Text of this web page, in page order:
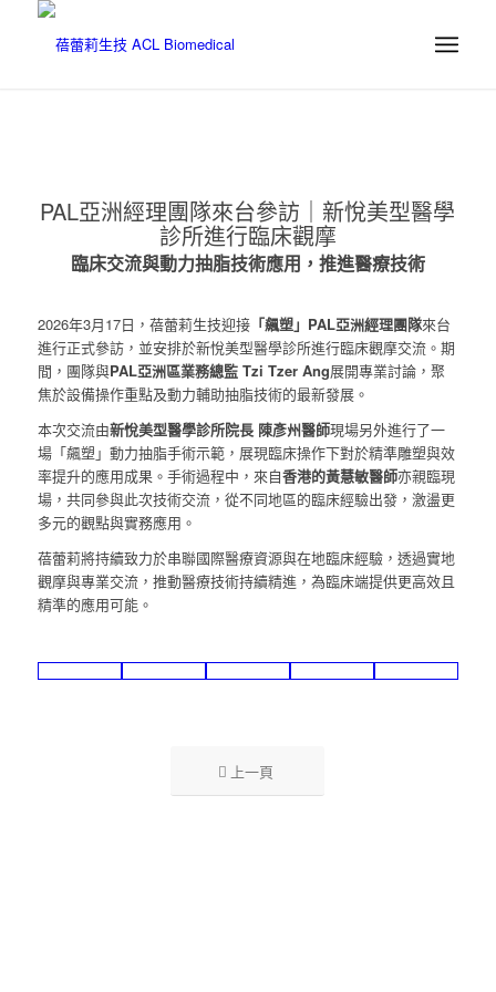
PAL亞洲經理團隊來台參訪｜新悅美型醫學
診所進行臨床觀摩
臨床交流與動力抽脂技術應用，推進醫療技術
2026年3月17日，蓓蕾莉生技迎接「飆塑」PAL亞洲經理團隊來台
進行正式參訪，並安排於新悅美型醫學診所進行臨床觀摩交流。期
間，團隊與PAL亞洲區業務總監 Tzi Tzer Ang展開專業討論，聚
焦於設備操作重點及動力輔助抽脂技術的最新發展。
本次交流由新悅美型醫學診所院長 陳彥州醫師現場另外進行了一
場「飆塑」動力抽脂手術示範，展現臨床操作下對於精準雕塑與效
率提升的應用成果。手術過程中，來自香港的黃慧敏醫師亦親臨現
場，共同參與此次技術交流，從不同地區的臨床經驗出發，激盪更
多元的觀點與實務應用。
蓓蕾莉將持續致力於串聯國際醫療資源與在地臨床經驗，透過實地
觀摩與專業交流，推動醫療技術持續精進，為臨床端提供更高效且
精準的應用可能。
上一頁